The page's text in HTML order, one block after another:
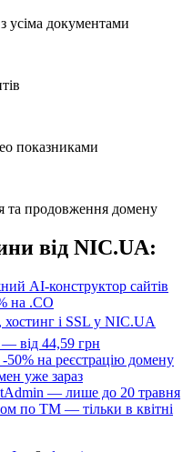
усіма документами
показниками
та продовження домену
від NIC.UA:
AI-конструктор сайтів
на .CO
і SSL у NIC.UA
від 44,59 грн
на реєстрацію домену
уже зараз
— лише до 20 травня
по ТМ — тільки в квітні